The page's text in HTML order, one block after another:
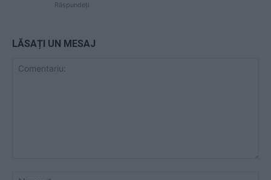
Răspundeți
LĂSAȚI UN MESAJ